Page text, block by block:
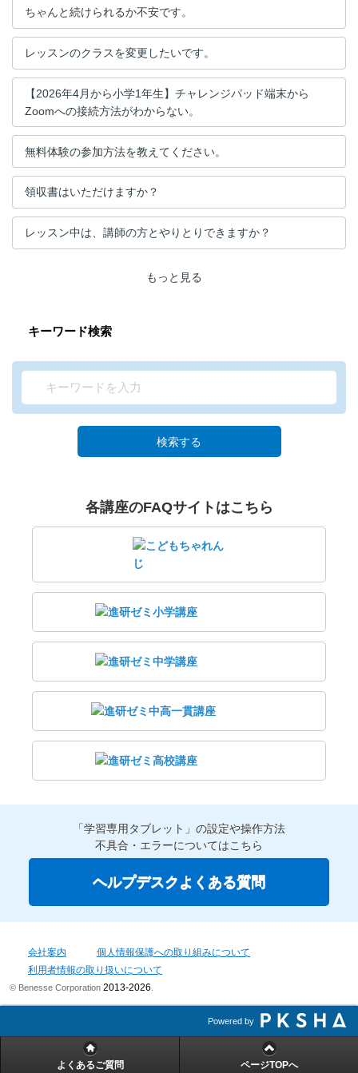
ちゃんと続けられるか不安です。
レッスンのクラスを変更したいです。
【2026年4月から小学1年生】チャレンジパッド端末から
Zoomへの接続方法がわからない。
無料体験の参加方法を教えてください。
領収書はいただけますか？
レッスン中は、講師の方とやりとりできますか？
もっと見る
キーワード検索
検索する
各講座のFAQサイトはこちら
「学習専用タブレット」の設定や操作方法
不具合・エラーについてはこちら
ヘルプデスクよくある質問
会社案内
個人情報保護への取り組みについて
利用者情報の取り扱いについて
© Benesse Corporation 2013-2026
Powered by